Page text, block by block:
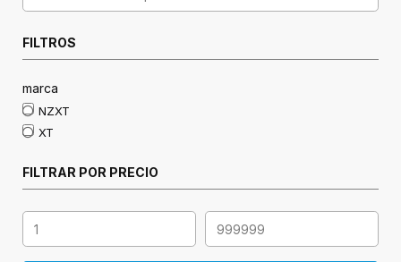
FILTROS
marca
NZXT
XT
FILTRAR POR PRECIO